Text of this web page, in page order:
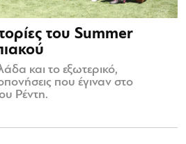
του Summer
και το εξωτερικό,
που έγιναν στο
Ρέντη.